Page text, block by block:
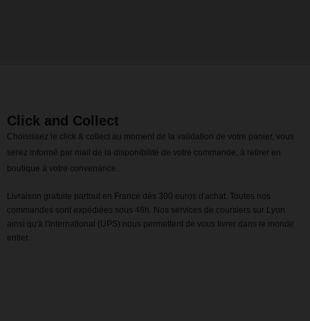
Click and Collect
Choisissez le click & collect au moment de la validation de votre panier, vous
serez informé par mail de la disponibilité de votre commande, à retirer en
boutique à votre convenance.
Livraison gratuite partout en France dès 300 euros d'achat. Toutes nos
commandes sont expédiées sous 48h. Nos services de coursiers sur Lyon
ainsi qu'à l'international (UPS) nous permettent de vous livrer dans le monde
entier.